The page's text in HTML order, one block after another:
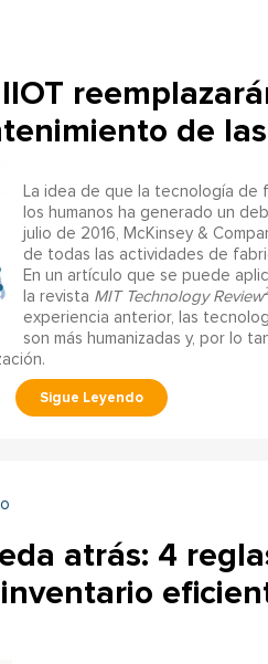
de
La idea de que la tecnología de
los humanos ha generado un
julio de 2016, McKinsey &
de todas las actividades de
En un artículo que se puede
la revista MIT Technology Review
experiencia anterior, las
son más humanizadas y, por lo
atrás: 4